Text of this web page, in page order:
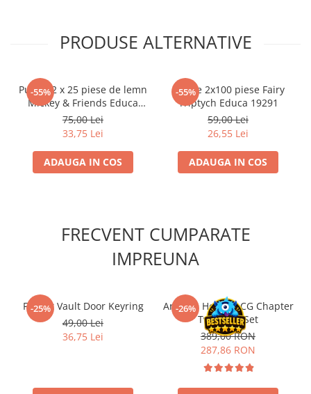
Collectibles
Retro Arcade – Jocuri, Console si
Accesorii Clasice
Book Nooks
Hello Kitty - Produse Oficiale
Sanrio
Comic Books (Benzi Desenate)
Accesorii TCG
Digimon Card Game
Cardfight!! Vanguard
PRODUSE ALTERNATIVE
-55%
Puzzle 2 x 25 piese de lemn
Mickey & Friends Educa
18876
75,00 Lei
33,75 Lei
ADAUGA IN COS
-55%
Puzzle 2x100 piese Fairy
Triptych Educa 19291
59,00 Lei
26,55 Lei
ADAUGA IN COS
FRECVENT CUMPARATE
IMPREUNA
-25%
Fallout Vault Door Keyring
49,00 Lei
36,75 Lei
-26%
Arkham Horror LCG Chapter
Two Core Set
389,00 RON
287,86 RON